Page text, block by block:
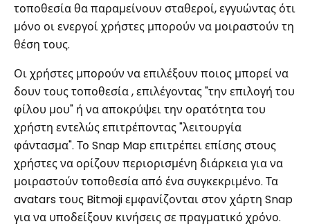
τοποθεσία θα παραμείνουν σταθεροί, εγγυώντας ότι
μόνο οι ενεργοί χρήστες μπορούν να μοιραστούν τη
θέση τους.
Οι χρήστες μπορούν να επιλέξουν ποιος μπορεί να
δουν τους τοποθεσία , επιλέγοντας "την επιλογή του
φίλου μου" ή να αποκρύψει την ορατότητα του
χρήστη εντελώς επιτρέποντας "λειτουργία
φάντασμα". Το Snap Map επιτρέπει επίσης στους
χρήστες να ορίζουν περιορισμένη διάρκεια για να
μοιραστούν τοποθεσία από ένα συγκεκριμένο. Τα
avatars τους Bitmoji εμφανίζονται στον χάρτη Snap
για να υποδείξουν κινήσεις σε πραγματικό χρόνο.